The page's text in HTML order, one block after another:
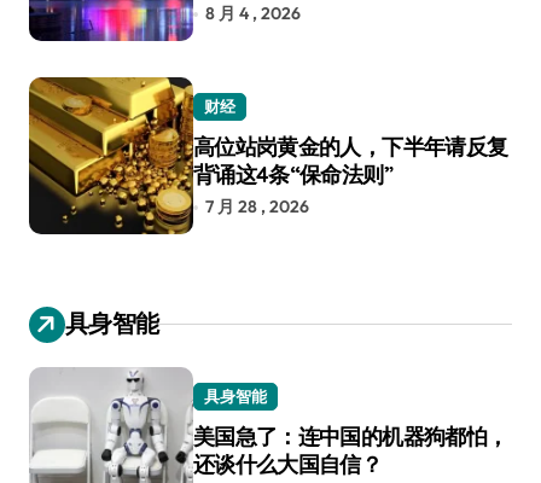
8 月 4 , 2026
财经
高位站岗黄金的人，下半年请反复
背诵这4条“保命法则”
7 月 28 , 2026
具身智能
具身智能
美国急了：连中国的机器狗都怕，
还谈什么大国自信？